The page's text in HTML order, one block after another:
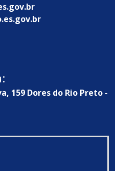
159 Dores do Rio Preto -